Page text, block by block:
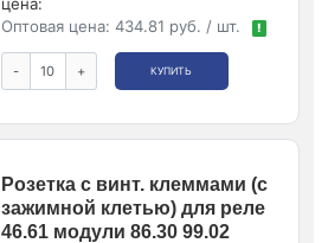
цена:
Оптовая цена: 434.81 руб. / шт. !
- + КУПИТЬ
Розетка с винт. клеммами (с
зажимной клетью) для реле
46.61 модули 86.30 99.02